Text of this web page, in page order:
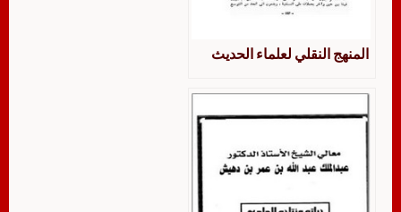
المنهج النقلي لعلماء الحديث